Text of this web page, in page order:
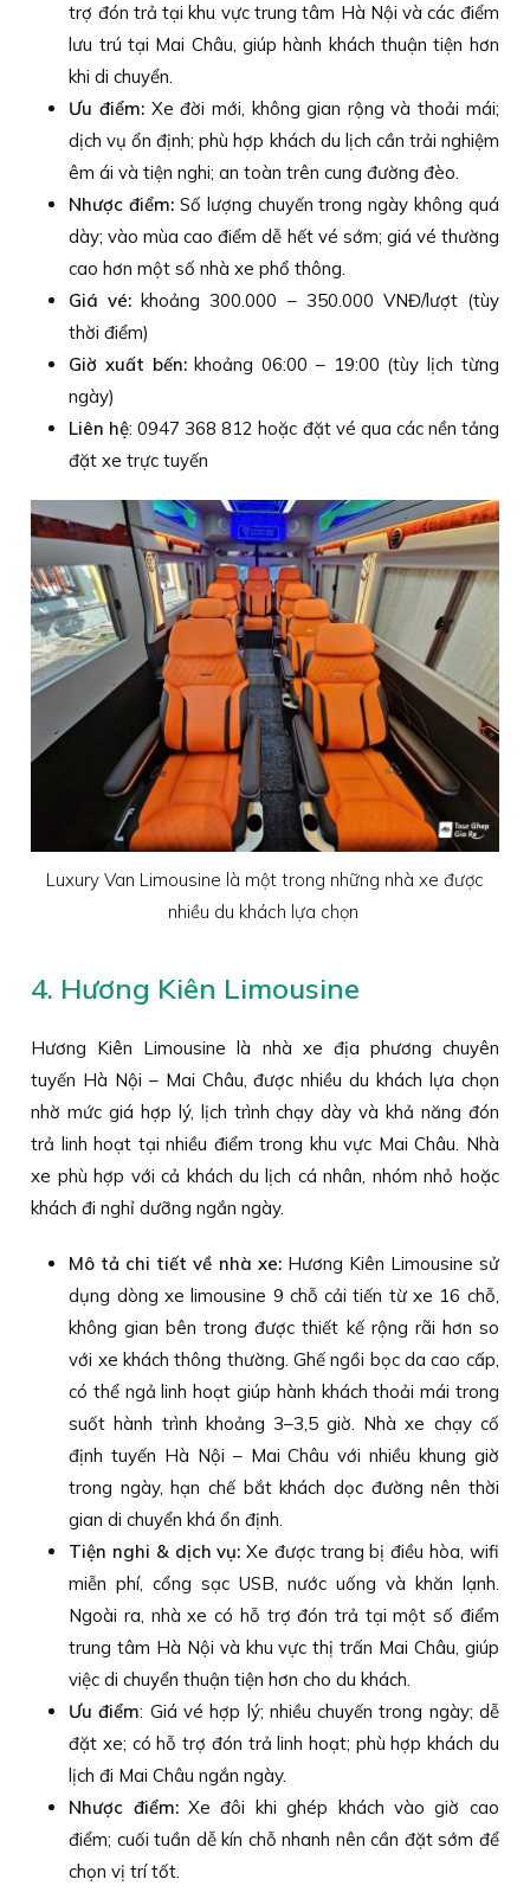
trợ đón trả tại khu vực trung tâm Hà Nội và các điểm
lưu trú tại Mai Châu, giúp hành khách thuận tiện hơn
khi di chuyển.
Ưu điểm:Xe đời mới, không gian rộng và thoải mái;
dịch vụ ổn định; phù hợp khách du lịch cần trải nghiệm
êm ái và tiện nghi; an toàn trên cung đường đèo.
Nhược điểm: Số lượng chuyến trong ngày không quá
dày; vào mùa cao điểm dễ hết vé sớm; giá vé thường
cao hơn một số nhà xe phổ thông.
Giá vé: khoảng 300.000 – 350.000 VNĐ/lượt (tùy
thời điểm)
Giờ xuất bến: khoảng 06:00 – 19:00 (tùy lịch từng
ngày)
Liên hệ: 0947 368 812 hoặc đặt vé qua các nền tảng
đặt xe trực tuyến
Luxury Van Limousine là một trong những nhà xe được
nhiều du khách lựa chọn
4. Hương Kiên Limousine
Hương Kiên Limousine là nhà xe địa phương chuyên
tuyến Hà Nội – Mai Châu, được nhiều du khách lựa chọn
nhờ mức giá hợp lý, lịch trình chạy dày và khả năng đón
trả linh hoạt tại nhiều điểm trong khu vực Mai Châu. Nhà
xe phù hợp với cả khách du lịch cá nhân, nhóm nhỏ hoặc
khách đi nghỉ dưỡng ngắn ngày.
Mô tả chi tiết về nhà xe: Hương Kiên Limousine sử
dụng dòng xe limousine 9 chỗ cải tiến từ xe 16 chỗ,
không gian bên trong được thiết kế rộng rãi hơn so
với xe khách thông thường. Ghế ngồi bọc da cao cấp,
có thể ngả linh hoạt giúp hành khách thoải mái trong
suốt hành trình khoảng 3–3,5 giờ. Nhà xe chạy cố
định tuyến Hà Nội – Mai Châu với nhiều khung giờ
trong ngày, hạn chế bắt khách dọc đường nên thời
gian di chuyển khá ổn định.
Tiện nghi & dịch vụ:Xe được trang bị điều hòa, wifi
miễn phí, cổng sạc USB, nước uống và khăn lạnh.
Ngoài ra, nhà xe có hỗ trợ đón trả tại một số điểm
trung tâm Hà Nội và khu vực thị trấn Mai Châu, giúp
việc di chuyển thuận tiện hơn cho du khách.
Ưu điểm: Giá vé hợp lý; nhiều chuyến trong ngày; dễ
đặt xe; có hỗ trợ đón trả linh hoạt; phù hợp khách du
lịch đi Mai Châu ngắn ngày.
Nhược điểm:Xe đôi khi ghép khách vào giờ cao
điểm; cuối tuần dễ kín chỗ nhanh nên cần đặt sớm để
chọn vị trí tốt.